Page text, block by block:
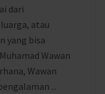
dari
atau
yang bisa
Wawan
Wawan
...